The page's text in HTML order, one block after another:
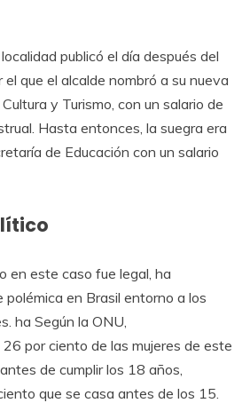
publicó el día después del
que el alcalde nombró a su nueva
y Turismo, con un salario de
Hasta entonces, la suegra era
de Educación con un salario
en este caso fue legal, ha
en Brasil entorno a los
ha Según la ONU,
por ciento de las mujeres de este
de cumplir los 18 años,
que se casa antes de los 15.